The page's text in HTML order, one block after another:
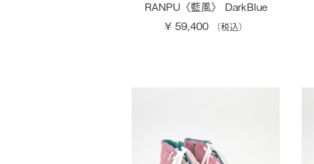
RANPU《藍風》 DarkBlue
¥ 59,400